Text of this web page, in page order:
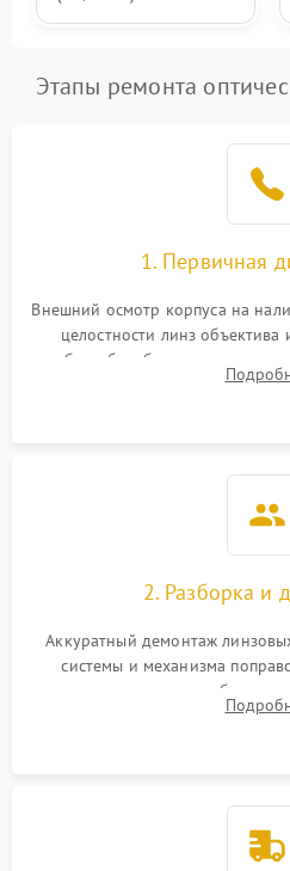
Этапы ремонта
1. Первичная
Внешний осмотр корпуса на
целостности линз объектива
работы барабанчиков ввода
параллакса и зума.
2. Разборка и
Аккуратный демонтаж
системы и механизма
внутренних резьбовых
уплотнительных колец.